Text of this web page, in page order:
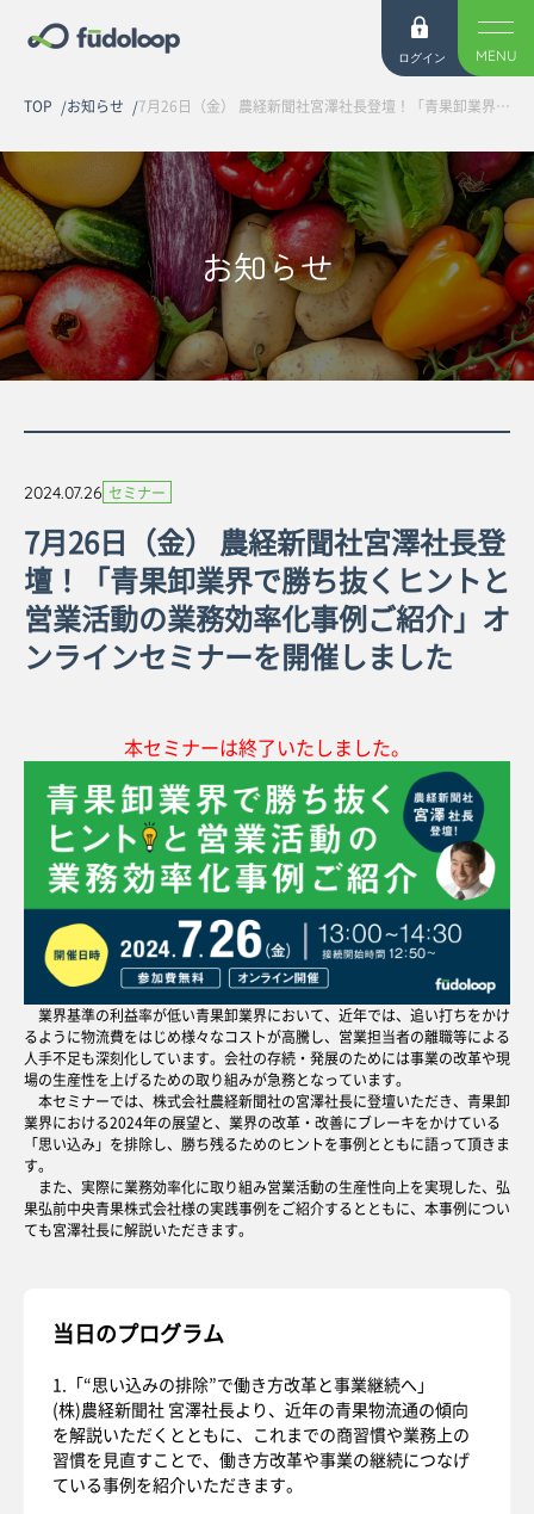
ログイン MENU
TOP お知らせ 7月26日（金） 農経新聞社宮澤社長登壇！「青果卸業界で勝ち抜くヒントと営業活動の業務効率化事例ご紹介」オンラインセミナーを開催しました
お知らせ
2024.07.26 セミナー
7月26日（金） 農経新聞社宮澤社長登
壇！「青果卸業界で勝ち抜くヒントと
営業活動の業務効率化事例ご紹介」オ
ンラインセミナーを開催しました
本セミナーは終了いたしました。
業界基準の利益率が低い青果卸業界において、近年では、追い打ちをかけ
るように物流費をはじめ様々なコストが高騰し、営業担当者の離職等による
人手不足も深刻化しています。会社の存続・発展のためには事業の改革や現
場の生産性を上げるための取り組みが急務となっています。
本セミナーでは、株式会社農経新聞社の宮澤社長に登壇いただき、青果卸
業界における2024年の展望と、業界の改革・改善にブレーキをかけている
「思い込み」を排除し、勝ち残るためのヒントを事例とともに語って頂きま
す。
また、実際に業務効率化に取り組み営業活動の生産性向上を実現した、弘
果弘前中央青果株式会社様の実践事例をご紹介するとともに、本事例につい
ても宮澤社長に解説いただきます。
当日のプログラム
1.「“思い込みの排除”で働き方改革と事業継続へ」
(株)農経新聞社 宮澤社長より、近年の青果物流通の傾向
を解説いただくとともに、これまでの商習慣や業務上の
習慣を見直すことで、働き方改革や事業の継続につなげ
ている事例を紹介いただきます。